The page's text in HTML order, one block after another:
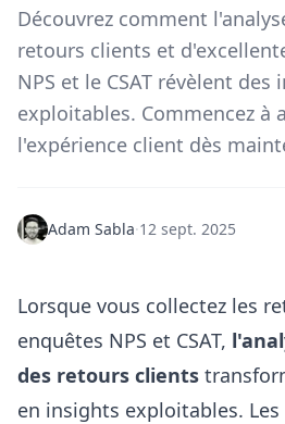
Découvrez comment
retours clients et
NPS et le CSAT révèlent des
exploitables. Commencez à
l'expérience client dès
Adam Sabla·12 sept. 2025
Lorsque vous collectez les
enquêtes NPS et CSAT,
des retours clients
en insights exploitables.